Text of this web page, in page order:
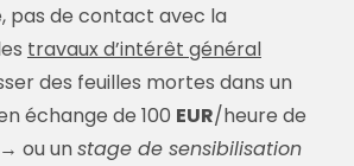
pas de contact avec la
travaux d’intérêt général
des feuilles mortes dans un
échange de 100 EUR/heure de
ou unstage de sensibilisation